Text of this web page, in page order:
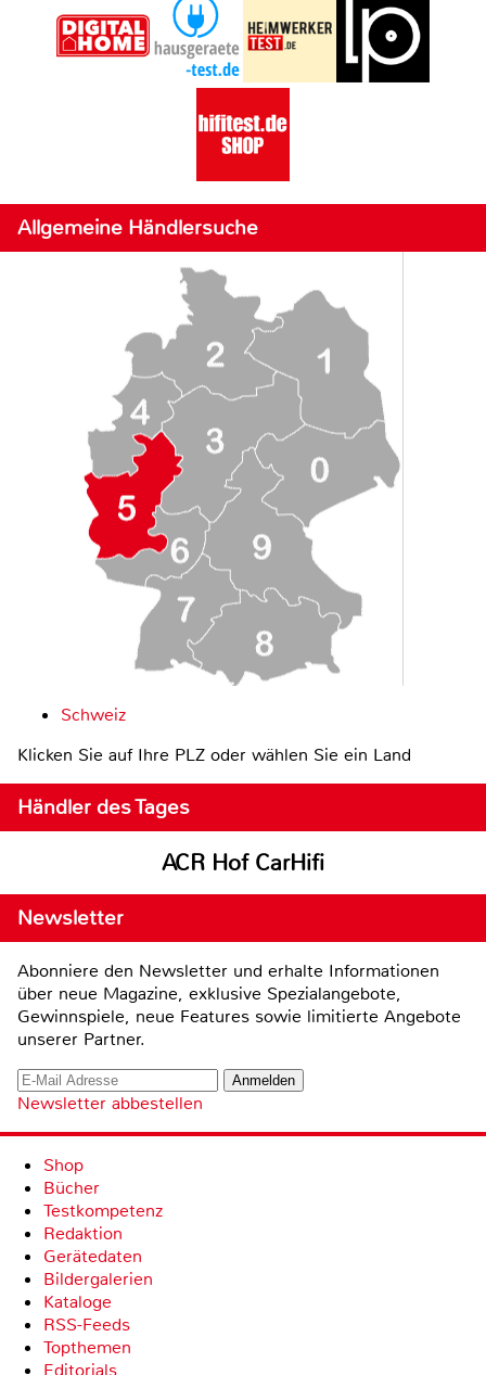
Allgemeine Händlersuche
Schweiz
Klicken Sie auf Ihre PLZ oder wählen Sie ein Land
Händler des Tages
ACR Hof CarHifi
Newsletter
Abonniere den Newsletter und erhalte Informationen
über neue Magazine, exklusive Spezialangebote,
Gewinnspiele, neue Features sowie limitierte Angebote
unserer Partner.
Newsletter abbestellen
Shop
Bücher
Testkompetenz
Redaktion
Gerätedaten
Bildergalerien
Kataloge
RSS-Feeds
Topthemen
Editorials